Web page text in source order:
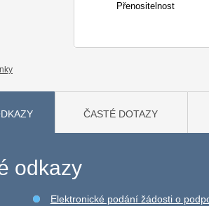
Přenositelnost
ČASTÉ DOTAZY
odkazy
Elektronické podání žádosti o